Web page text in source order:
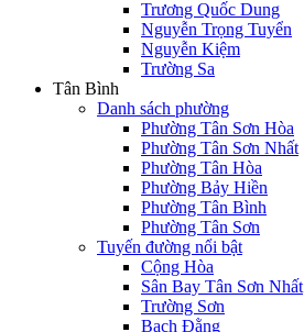
Trương Quốc Dung
Nguyễn Trọng Tuyển
Nguyễn Kiệm
Trường Sa
Tân Bình
Danh sách phường
Phường Tân Sơn Hòa
Phường Tân Sơn Nhất
Phường Tân Hòa
Phường Bảy Hiền
Phường Tân Bình
Phường Tân Sơn
Tuyến đường nổi bật
Cộng Hòa
Sân Bay Tân Sơn Nhất
Trường Sơn
Bạch Đằng